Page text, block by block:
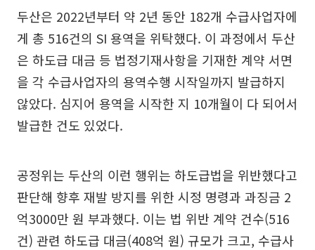
두산은 2022년부터 약 2년 동안 182개 수급사업자에
게 총 516건의 SI 용역을 위탁했다. 이 과정에서 두산
은 하도급 대금 등 법정기재사항을 기재한 계약 서면
을 각 수급사업자의 용역수행 시작일까지 발급하지
않았다. 심지어 용역을 시작한 지 10개월이 다 되어서
발급한 건도 있었다.
공정위는 두산의 이런 행위는 하도급법을 위반했다고
판단해 향후 재발 방지를 위한 시정 명령과 과징금 2
억3000만 원 부과했다. 이는 법 위반 계약 건수(516
건) 관련 하도급 대금(408억 원) 규모가 크고, 수급사